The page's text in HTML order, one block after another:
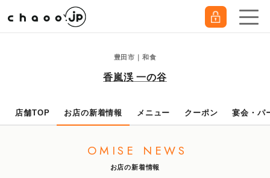
豊田市｜和食
香嵐渓 一の谷
店舗TOP お店の新着情報 メニュー クーポン 宴会・パ
OMISE NEWS
お店の新着情報